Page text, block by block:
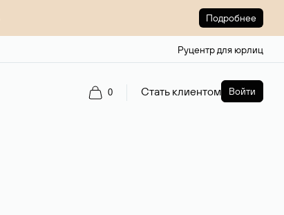
Подробнее
Руцентр для юрлиц
0 Стать клиентом Войти